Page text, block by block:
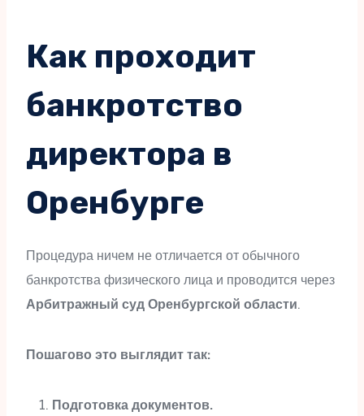
Как проходит
банкротство
директора в
Оренбурге
Процедура ничем не отличается от обычного
банкротства физического лица и проводится через
Арбитражный суд Оренбургской области.
Пошагово это выглядит так:
Подготовка документов.